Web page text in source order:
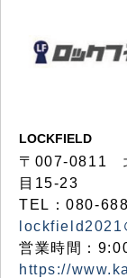
LOCKFIELD
〒007-0811
目15-23
TEL：080-
lockfield2021
営業時間：
https://